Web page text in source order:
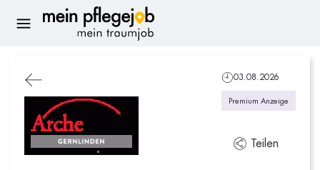
03.08.2026
Premium Anzeige
Teilen